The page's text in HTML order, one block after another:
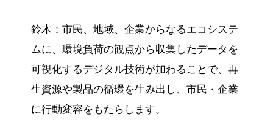
鈴木：市民、地域、企業からなるエコシステ
ムに、環境負荷の観点から収集したデータを
可視化するデジタル技術が加わることで、再
生資源や製品の循環を生み出し、市民・企業
に行動変容をもたらします。